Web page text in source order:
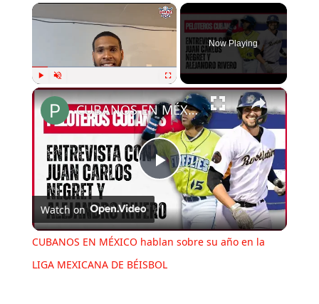
×
Play Unmute Fullscreen
Now Playing
×
Play
Video
CUBANOS EN MÉXICO hablan sobre su año en la LIGA MEXICANA DE BÉISBOL
Watch on
CUBANOS EN MÉXICO hablan sobre su año en la
LIGA MEXICANA DE BÉISBOL